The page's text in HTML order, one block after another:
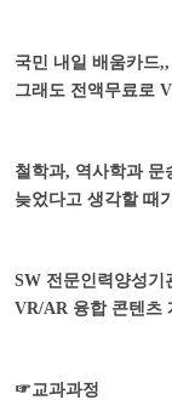
국민 내일 배움카드,,
그래도 전액무료로
철학과, 역사학과 문
늦었다고 생각할 때
SW 전문인력양성기
VR/AR 융합 콘텐츠
☞교과과정